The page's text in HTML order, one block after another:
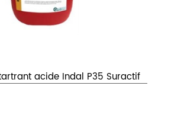
acide Indal P35 Suractif